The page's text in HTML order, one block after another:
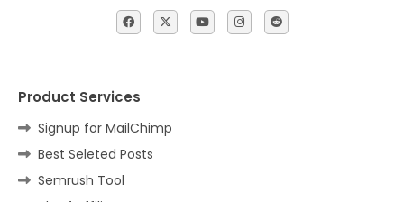
Product Services
Signup for MailChimp
Best Seleted Posts
Semrush Tool